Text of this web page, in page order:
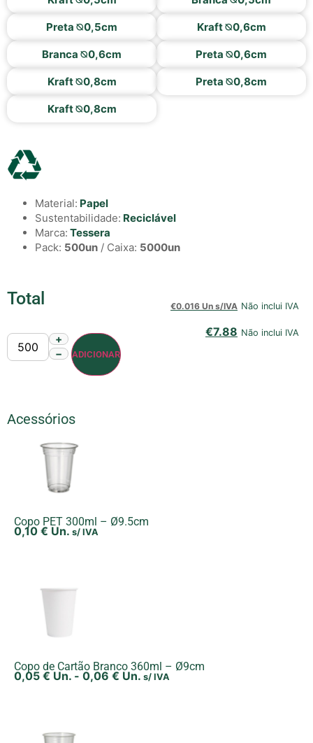
Preta ⦰0,5cm Kraft ⦰0,6cm
Branca ⦰0,6cm Preta ⦰0,6cm
Kraft ⦰0,8cm Preta ⦰0,8cm
Kraft ⦰0,8cm
Material: Papel
Sustentabilidade: Reciclável
Marca: Tessera
Pack: 500un / Caixa: 5000un
Total €0.016 Un s/IVA Não inclui IVA
€7.88 Não inclui IVA
+
−
ADICIONAR
Acessórios
Copo PET 300ml – Ø9.5cm
0,10 € Un. s/ IVA
Copo de Cartão Branco 360ml – Ø9cm
0,05 € Un. - 0,06 € Un. s/ IVA